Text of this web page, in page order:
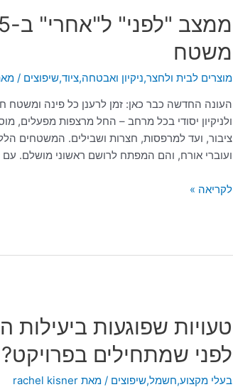
משטח
מוצרים לבית ולחצר,ניקיון ואבטחה,ציוד,שיפוצים /
העונה החדשה כבר כאן: זמן לרענן כל פינה ומשטח
ולניקיון יסודי בכל מרחב – החל מרצפות מפעלים,
ציבור, ועד למרפסות, חצרות ושבילים. המשטחים
ועוברי אורח, והם המפתח לרושם ראשוני מושלם.
ממצב
"לפני"
ל"אחרי"
דקות:
כך
תשדרגו
כל
משטח
לקריאה »
טעויות שפוגעות ביעילות
לפני שמתחילים בפרויקט?
בעלי מקצוע,חשמל,שיפוצים / מאתrachel kisner
טעויות
שפוגעות
ביעילות